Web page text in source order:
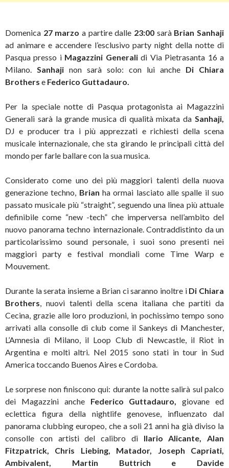
Domenica 27 marzoa partire dalle 23:00 sarà Brian Sanhaji
ad animare e accendere l’esclusivo party night della notte di
Pasqua presso i Magazzini Generalidi Via Pietrasanta 16 a
Milano. Sanhaji non sarà solo: con lui anche Di Chiara
Brothers e Federico Guttadauro.
Per la speciale notte di Pasqua protagonista ai Magazzini
Generali sarà la grande musica di qualità mixata da Sanhaji,
DJ e producer tra i più apprezzati e richiesti della scena
musicale internazionale, che sta girando le principali città del
mondo per farle ballare con la sua musica.
Considerato come uno dei più maggiori talenti della nuova
generazione techno, Brian ha ormai lasciato alle spalle il suo
passato musicale più “straight”, seguendo una linea più attuale
definibile come “new -tech” che imperversa nell’ambito del
nuovo panorama techno internazionale. Contraddistinto da un
particolarissimo sound personale, i suoi sono presenti nei
maggiori party e festival mondiali come Time Warp e
Mouvement.
Durante la serata insieme a Brian ci saranno inoltre iDi Chiara
Brothers , nuovi talenti della scena italiana che partiti da
Cecina, grazie alle loro produzioni, in pochissimo tempo sono
arrivati alla consolle di club come il Sankeys di Manchester,
L’Amnesia di Milano, il Loop Club di Newcastle, il Riot in
Argentina e molti altri. Nel 2015 sono stati in tour in Sud
America toccando Buenos Aires e Cordoba.
Le sorprese non finiscono qui: durante la notte salirà sul palco
dei Magazzini ancheFederico Guttadauro,
giovane ed
eclettica figura della nightlife genovese, influenzato dal
panorama clubbing europeo, che a soli 21 anni ha già diviso la
consolle con artisti del calibro diIlario Alicante, Alan
Fitzpatrick, Chris Liebing, Matador, Joseph Capriati,
Ambivalent, Martin Buttrich e Davide